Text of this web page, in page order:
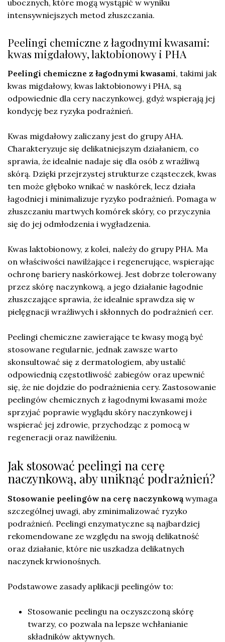
ubocznych, które mogą wystąpić w wyniku
intensywniejszych metod złuszczania.
Peelingi chemiczne z łagodnymi kwasami:
kwas migdałowy, laktobionowy i PHA
Peelingi chemiczne z łagodnymi kwasami, takimi jak
kwas migdałowy, kwas laktobionowy i PHA, są
odpowiednie dla cery naczynkowej, gdyż wspierają jej
kondycję bez ryzyka podrażnień.
Kwas migdałowy zaliczany jest do grupy AHA.
Charakteryzuje się delikatniejszym działaniem, co
sprawia, że idealnie nadaje się dla osób z wrażliwą
skórą. Dzięki przejrzystej strukturze cząsteczek, kwas
ten może głęboko wnikać w naskórek, lecz działa
łagodniej i minimalizuje ryzyko podrażnień. Pomaga w
złuszczaniu martwych komórek skóry, co przyczynia
się do jej odmłodzenia i wygładzenia.
Kwas laktobionowy, z kolei, należy do grupy PHA. Ma
on właściwości nawilżające i regenerujące, wspierając
ochronę bariery naskórkowej. Jest dobrze tolerowany
przez skórę naczynkową, a jego działanie łagodnie
złuszczające sprawia, że idealnie sprawdza się w
pielęgnacji wrażliwych i skłonnych do podrażnień cer.
Peelingi chemiczne zawierające te kwasy mogą być
stosowane regularnie, jednak zawsze warto
skonsultować się z dermatologiem, aby ustalić
odpowiednią częstotliwość zabiegów oraz upewnić
się, że nie dojdzie do podrażnienia cery. Zastosowanie
peelingów chemicznych z łagodnymi kwasami może
sprzyjać poprawie wyglądu skóry naczynkowej i
wspierać jej zdrowie, przychodząc z pomocą w
regeneracji oraz nawilżeniu.
Jak stosować peelingi na cerę
naczynkową, aby uniknąć podrażnień?
Stosowanie peelingów na cerę naczynkową wymaga
szczególnej uwagi, aby zminimalizować ryzyko
podrażnień. Peelingi enzymatyczne są najbardziej
rekomendowane ze względu na swoją delikatność
oraz działanie, które nie uszkadza delikatnych
naczynek krwionośnych.
Podstawowe zasady aplikacji peelingów to:
Stosowanie peelingu na oczyszczoną skórę
twarzy, co pozwala na lepsze wchłanianie
składników aktywnych.